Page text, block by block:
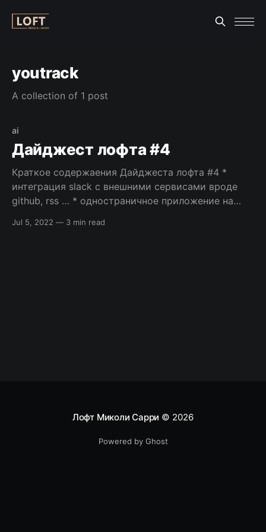
youtrack
A collection of 1 post
ai
Дайджест лофта #4
Краткое содержаения Дайджеста лофта #4 *
интеграция slack с внешними сервисами вроде
github, rss … * одностраничное приложение на
окружения с помощью docker * http/2 и ssh –
Jul 5, 2022 — 3 min read
Лофт Миколи Сарри © 2026
Powered by Ghost